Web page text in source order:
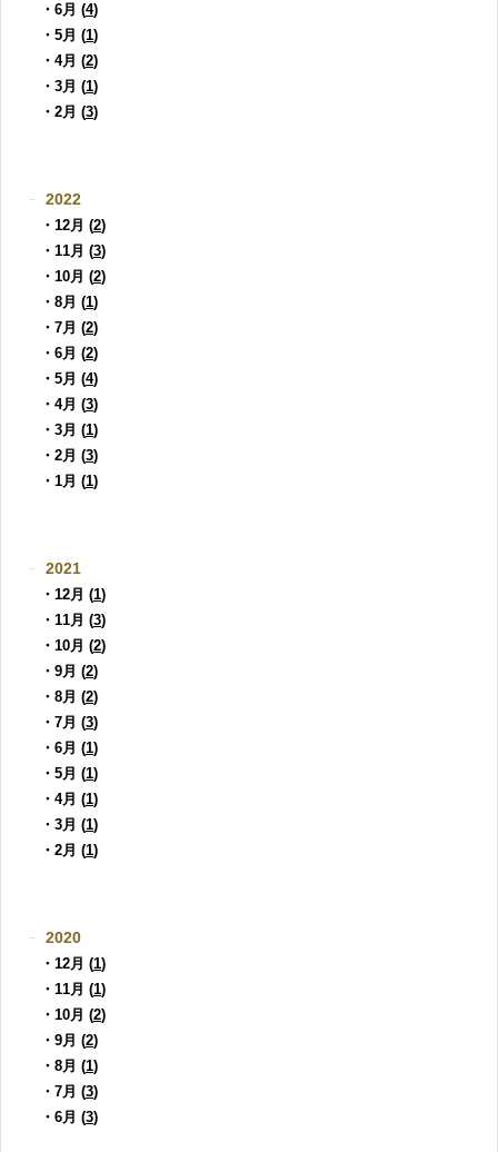
・6月 (4)
・5月 (1)
・4月 (2)
・3月 (1)
・2月 (3)
2022
・12月 (2)
・11月 (3)
・10月 (2)
・8月 (1)
・7月 (2)
・6月 (2)
・5月 (4)
・4月 (3)
・3月 (1)
・2月 (3)
・1月 (1)
2021
・12月 (1)
・11月 (3)
・10月 (2)
・9月 (2)
・8月 (2)
・7月 (3)
・6月 (1)
・5月 (1)
・4月 (1)
・3月 (1)
・2月 (1)
2020
・12月 (1)
・11月 (1)
・10月 (2)
・9月 (2)
・8月 (1)
・7月 (3)
・6月 (3)